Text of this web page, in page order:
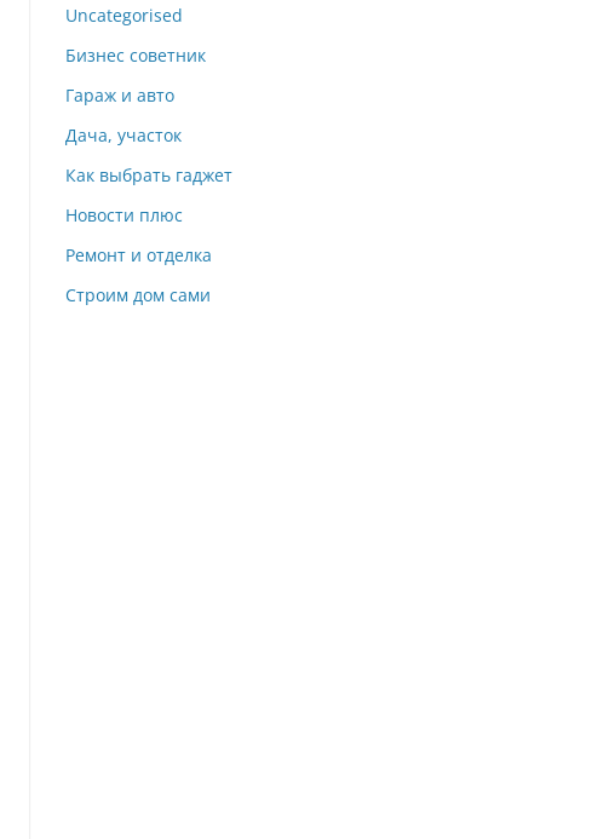
Uncategorised
Бизнес советник
Гараж и авто
Дача, участок
Как выбрать гаджет
Новости плюс
Ремонт и отделка
Строим дом сами